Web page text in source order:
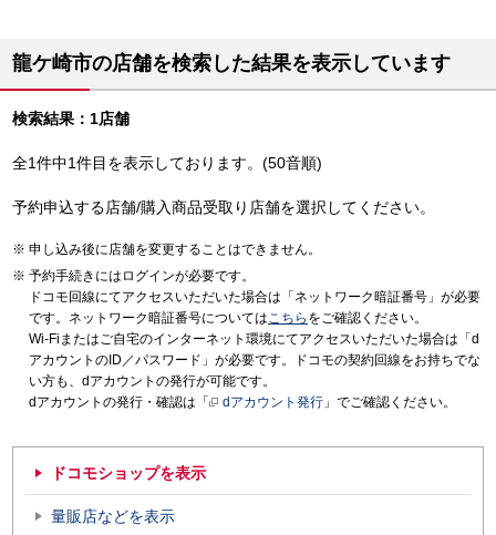
龍ケ崎市の店舗を検索した結果を表示しています
検索結果：1店舗
全1件中1件目を表示しております。(50音順)
予約申込する店舗/購入商品受取り店舗を選択してください。
申し込み後に店舗を変更することはできません。
予約手続きにはログインが必要です。
ドコモ回線にてアクセスいただいた場合は「ネットワーク暗証番号」が必要
です。ネットワーク暗証番号についてはこちら をご確認ください。
Wi-Fiまたはご自宅のインターネット環境にてアクセスいただいた場合は「d
アカウントのID／パスワード」が必要です。ドコモの契約回線をお持ちでな
い方も、dアカウントの発行が可能です。
dアカウントの発行・確認は「
dアカウント発行 」でご確認ください。
ドコモショップを表示
量販店などを表示